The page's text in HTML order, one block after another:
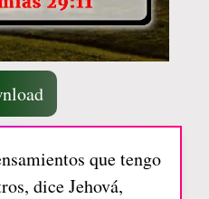
que tengo
dice Jehová,